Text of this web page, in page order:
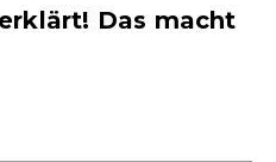
Das macht